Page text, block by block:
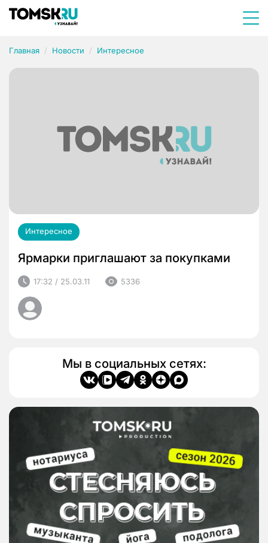
Главная Новости Интересное
Интересное
Ярмарки приглашают за покупками
17:32 / 25.03.11 5336
Мы в социальных сетях: